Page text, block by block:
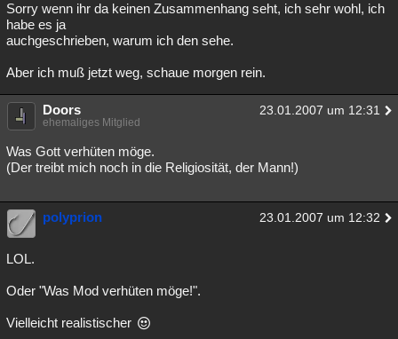
Sorry wenn ihr da keinen Zusammenhang seht, ich sehr wohl, ich
habe es ja
auchgeschrieben, warum ich den sehe.
Aber ich muß jetzt weg, schaue morgen rein.
Doors 23.01.2007 um 12:31
ehemaliges Mitglied
Was Gott verhüten möge.
(Der treibt mich noch in die Religiosität, der Mann!)
polyprion 23.01.2007 um 12:32
LOL.
Oder "Was Mod verhüten möge!".
Vielleicht realistischer